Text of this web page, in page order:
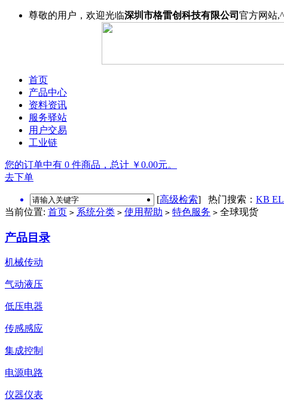
尊敬的用户，欢迎光临深圳市格雷创科技有限公司 官方网
首页
产品中心
资料资讯
服务驿站
用户交易
工业链
您的订单中有 0 件商品，总计 ￥0.00元。
去下单
[高级检索] 热门搜索： KB
当前位置: 首页 > 系统分类 > 使用帮助 > 特色服务 > 全球现货
产品目录
机械传动
气动液压
低压电器
传感感应
集成控制
电源电路
仪器仪表